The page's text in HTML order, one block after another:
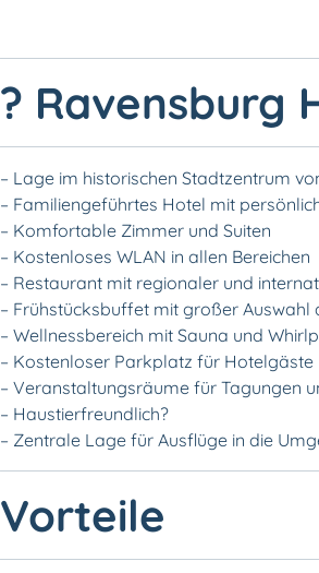
? Ravensburg
– Lage im historischen Stadtzentrum
– Familiengeführtes Hotel mit
– Komfortable Zimmer und Suiten
– Kostenloses WLAN in allen Bereichen
– Restaurant mit regionaler und
– Frühstücksbuffet mit großer Auswahl
– Wellnessbereich mit Sauna und
– Kostenloser Parkplatz für Hotelgäste️
– Veranstaltungsräume für Tagungen
– Haustierfreundlich?
– Zentrale Lage für Ausflüge in die
Vorteile